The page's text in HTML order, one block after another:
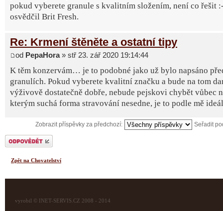
pokud vyberete granule s kvalitním složením, není co řešit
osvědčil Brit Fresh.
Re: Krmení štěněte a ostatní tipy
od PepaHora» stř 23. zář 2020 19:14:44
K těm konzervám… je to podobné jako už bylo napsáno
granulích. Pokud vyberete kvalitní značku a bude na tom
výživově dostatečně dobře, nebude pejskovi chybět vůbec
kterým suchá forma stravování nesedne, je to podle mě
Zobrazit příspěvky za předchozí: Seřadit
Odeslat odpověď
Zpět na Chovatelství
vyrobil © INET-SERVIS.CZ 2008 - 2014